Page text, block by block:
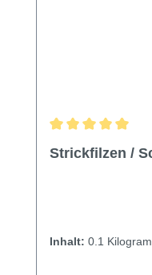
Strickfilzen /
Inhalt: 0.1